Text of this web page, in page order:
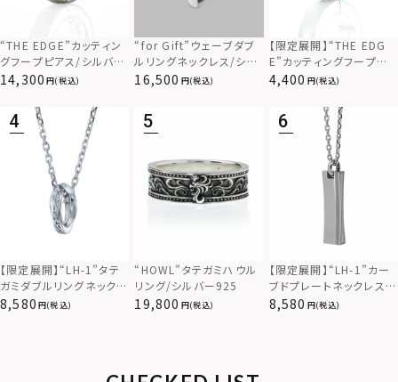
“THE EDGE”カッティン
グフープピアス/シルバー
925
14,300 (税込)
“for Gift”ウェーブダブ
ルリングネックレス/シル
バー×ブラック/シルバー
16,500 (税込)
【限定展開】“THE EDG
E”カッティングフープピ
アス/サージカルステンレ
4,400 (税込)
【限定展開】“LH-1”タテ
ガミダブルリングネックレ
ス（ツイスト/シルバー）/
8,580 (税込)
“HOWL”タテガミハウル
リング/シルバー925
19,800 (税込)
【限定展開】“LH-1”カー
ブドプレートネックレス/
サージカルステンレス（金
8,580 (税込)